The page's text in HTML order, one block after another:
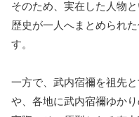
そのため、実在した人物
歴史が一人へまとめられ
す。
一方で、武内宿禰を祖先
や、各地に武内宿禰ゆか